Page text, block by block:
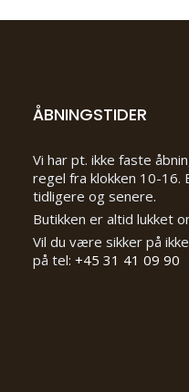
ÅBNINGSTIDER
Vi har pt. ikke faste
regel fra klokken 10-16.
tidligere og senere.
Butikken er altid lukket
Vil du være sikker på
på tel: +45 31 41 09 90